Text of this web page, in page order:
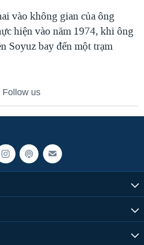
TIẾNG VỌNG TỪ NÔNG THÔN MỸ
vào không gian của ông
hiện vào năm 1974, khi ông
Soyuz bay đến một trạm
Follow us